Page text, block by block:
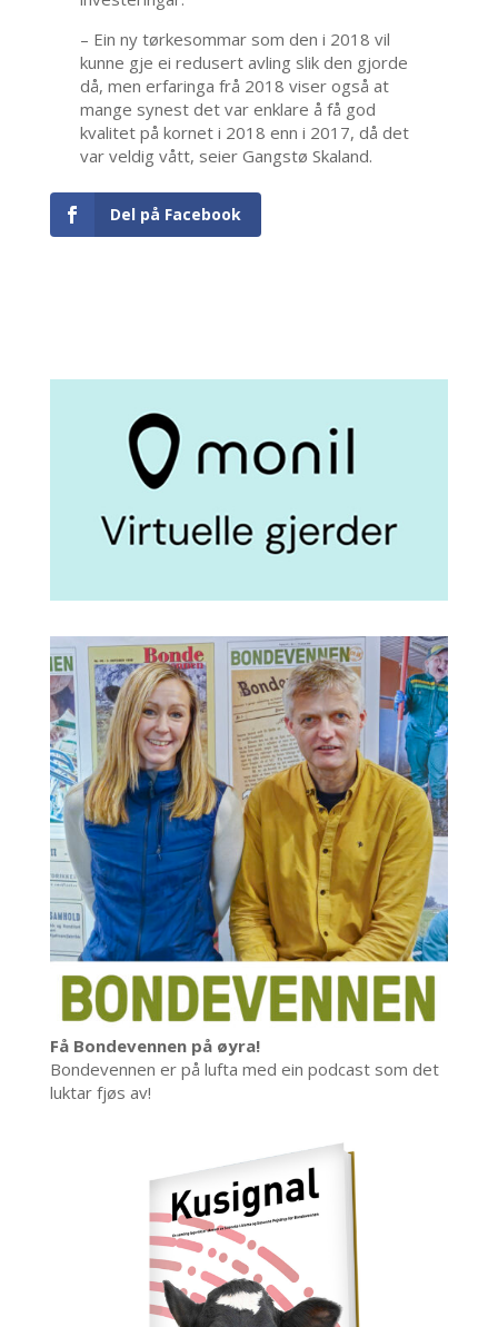
– Ein ny tørkesommar som den i 2018 vil
kunne gje ei redusert avling slik den gjorde
då, men erfaringa frå 2018 viser også at
mange synest det var enklare å få god
kvalitet på kornet i 2018 enn i 2017, då det
var veldig vått, seier Gangstø Skaland.
Del på Facebook
Få Bondevennen på øyra!
Bondevennen er på lufta med ein podcast som det
luktar fjøs av!